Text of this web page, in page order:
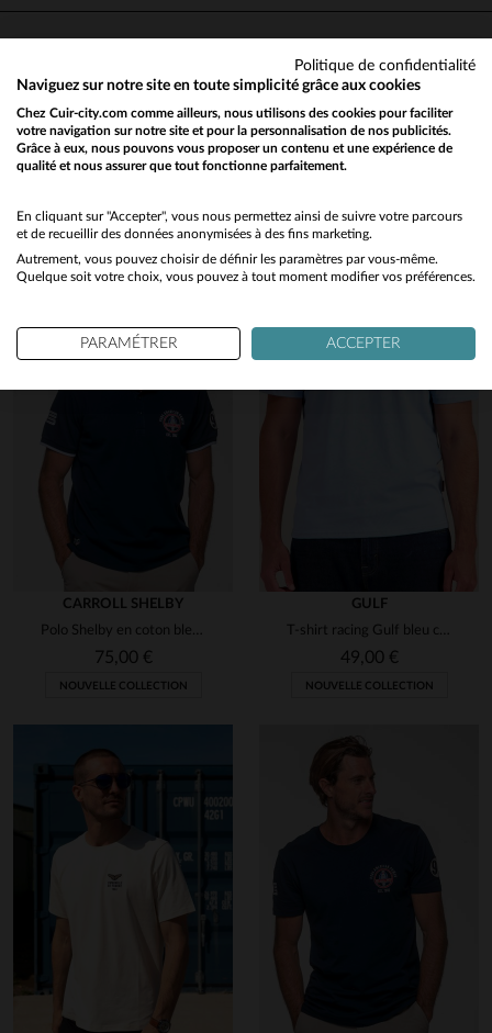
contrôle
5 étoiles
1
4étoiles
0
2étoiles
0
1 étoile 0
Trier les avis
Très bon produit.Merci !
Avis du06/03/2022 , suite à une
expérience du
25/02/2022 par
M.
UTILE(0) Signaler
Vous aimerez également…
CARROLL SHELBY
Polo Shelby en coton bleu marine
75,00 €
NOUVELLE COLLECTION
GULF
T-shirt racing Gulf bleu clair
49,00 €
NOUVELLE COLLECTION
Would you like to be redirected to our English site?
No
Yes
Politique de confidentialité
Naviguez sur notre site en toute simplicité grâce aux cookies
Chez Cuir-city.com comme ailleurs, nous utilisons des cookies pour faciliter
votre navigation sur notre site et pour la personnalisation de nos publicités.
Grâce à eux, nous pouvons vous proposer un contenu et une expérience de
qualité et nous assurer que tout fonctionne parfaitement.
En cliquant sur "Accepter", vous nous permettez ainsi de suivre votre parcours
et de recueillir des données anonymisées à des fins marketing.
Autrement, vous pouvez choisir de définir les paramètres par vous-même.
Quelque soit votre choix, vous pouvez à tout moment modifier vos préférences.
PARAMÉTRER ACCEPTER